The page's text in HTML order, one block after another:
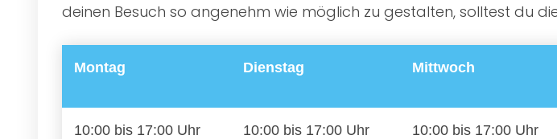
deinen Besuch so angenehm wie möglich zu gestalten, solltest du
Montag Dienstag Mittwoch
10:00 bis 17:00 Uhr 10:00 bis 17:00 Uhr 10:00 bis 17:00 Uhr